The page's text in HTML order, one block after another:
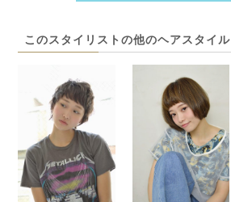
このスタイリストの他のヘアスタイル